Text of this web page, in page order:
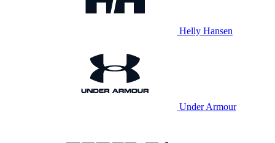
Helly Hansen
Under Armour